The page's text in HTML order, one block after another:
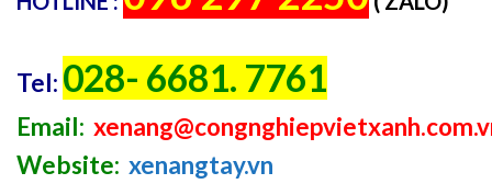
Tel: 028- 6681. 7761
Email:
Website: xenangtay.vn